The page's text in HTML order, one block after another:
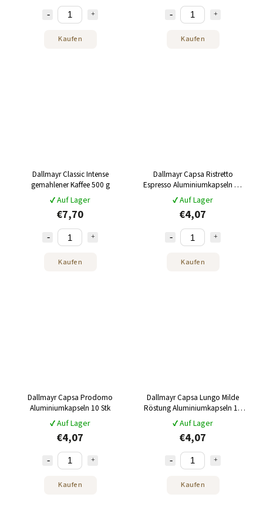
Kaufen Kaufen
Dallmayr Classic Intense
gemahlener Kaffee 500 g
✔ Auf Lager
€7,70
Kaufen
Dallmayr Capsa Ristretto
Espresso Aluminiumkapseln 10
Stk
✔ Auf Lager
€4,07
Kaufen
Dallmayr Capsa Prodomo
Aluminiumkapseln 10 Stk
✔ Auf Lager
€4,07
Kaufen
Dallmayr Capsa Lungo Milde
Röstung Aluminiumkapseln 10
Stk
✔ Auf Lager
€4,07
Kaufen